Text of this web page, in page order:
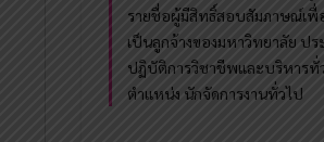
รายชื่อผู้มีสิทธิ์สอบสัมภาษณ์เพื่
เป็นลูกจ้างของมหาวิทยาลัย ปร
ปฏิบัติการวิชาชีพและบริหารทั่
ตำแหน่ง นักจัดการงานทั่วไป